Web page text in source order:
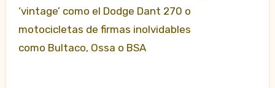
‘vintage’ como el Dodge Dant 270 o
motocicletas de firmas inolvidables
como Bultaco, Ossa o BSA